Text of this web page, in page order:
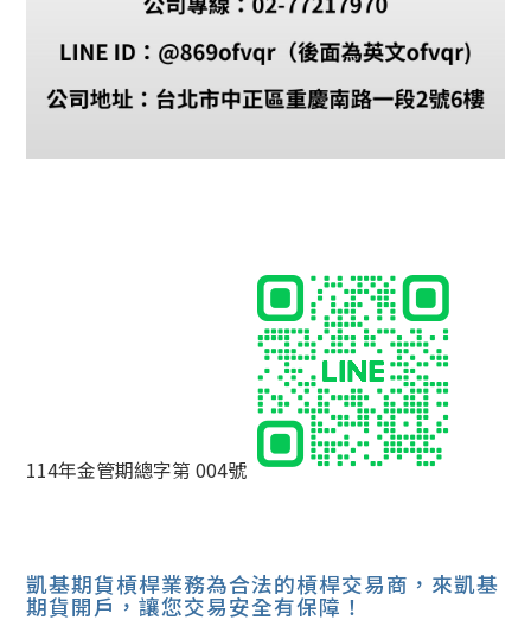
114年金管期總字第 004號
凱基期貨槓桿業務為合法的槓桿交易商，來凱基
期貨開戶，讓您交易安全有保障！